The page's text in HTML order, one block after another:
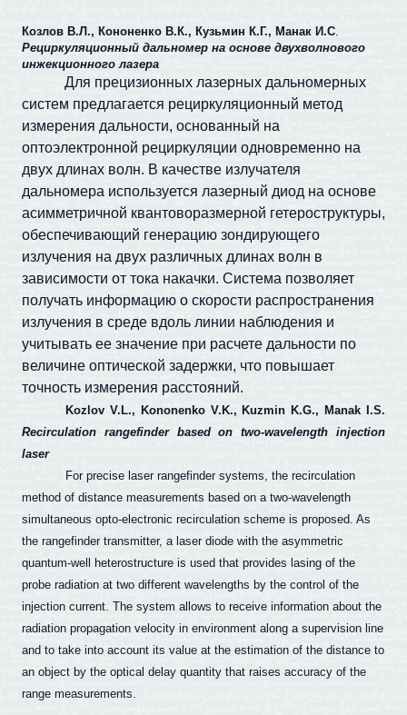
Козлов В.Л., Кононенко В.К., Кузьмин К.Г., Манак И.С.
Рециркуляционный дальномер на основе двухволнового
инжекционного лазера
Для прецизионных лазерных дальномерных
систем предлагается рециркуляционный метод
измерения дальности, основанный на
оптоэлектронной рециркуляции одновременно на
двух длинах волн. В качестве излучателя
дальномера используется лазерный диод на основе
асимметричной квантоворазмерной гетероструктуры,
обеспечивающий генерацию зондирующего
излучения на двух различных длинах волн в
зависимости от тока накачки. Система позволяет
получать информацию о скорости распространения
излучения в среде вдоль линии наблюдения и
учитывать ее значение при расчете дальности по
величине оптической задержки, что повышает
точность измерения расстояний.
Kozlov V.L., Kononenko V.K., Kuzmin K.G., Manak I.S.
Recirculation rangefinder based on two-wavelength injection
laser
For precise laser rangefinder systems, the recirculation
method of distance measurements based on a two-wavelength
simultaneous opto-electronic recirculation scheme is proposed. As
the rangefinder transmitter, a laser diode with the asymmetric
quantum-well heterostructure is used that provides lasing of the
probe radiation at two different wavelengths by the control of the
injection current. The system allows to receive information about the
radiation propagation velocity in environment along a supervision line
and to take into account its value at the estimation of the distance to
an object by the optical delay quantity that raises accuracy of the
range measurements.